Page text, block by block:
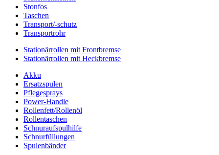
Stonfos
Taschen
Transport/-schutz
Transportrohr
Stationärrollen mit Frontbremse
Stationärrollen mit Heckbremse
Akku
Ersatzspulen
Pflegesprays
Power-Handle
Rollenfett/Rollenöl
Rollentaschen
Schnuraufspulhilfe
Schnurfüllungen
Spulenbänder